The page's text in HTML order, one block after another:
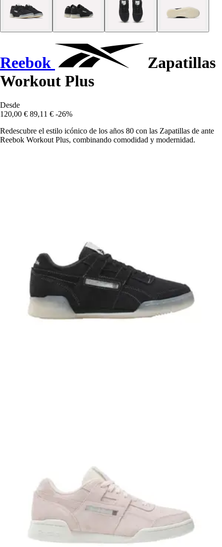
Reebok
Zapatillas
Workout Plus
Desde
120,00 € 89,11 € -26%
Redescubre el estilo icónico de los años 80 con las Zapatillas de ante
Reebok Workout Plus, combinando comodidad y modernidad.